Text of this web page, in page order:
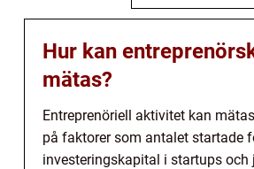
Hur kan
mätas?
Entreprenöriell aktivitet kan
på faktorer som antalet startade
investeringskapital i startups och